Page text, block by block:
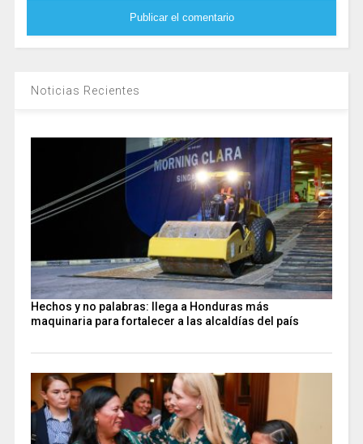
Noticias Recientes
Hechos y no palabras: llega a Honduras más
maquinaria para fortalecer a las alcaldías del país